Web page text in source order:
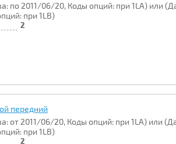
по 2011/06/20, Коды опций: при 1LA) или
при 1LB)
2
передний
от 2011/06/20, Коды опций: при 1LA) или
при 1LB)
2